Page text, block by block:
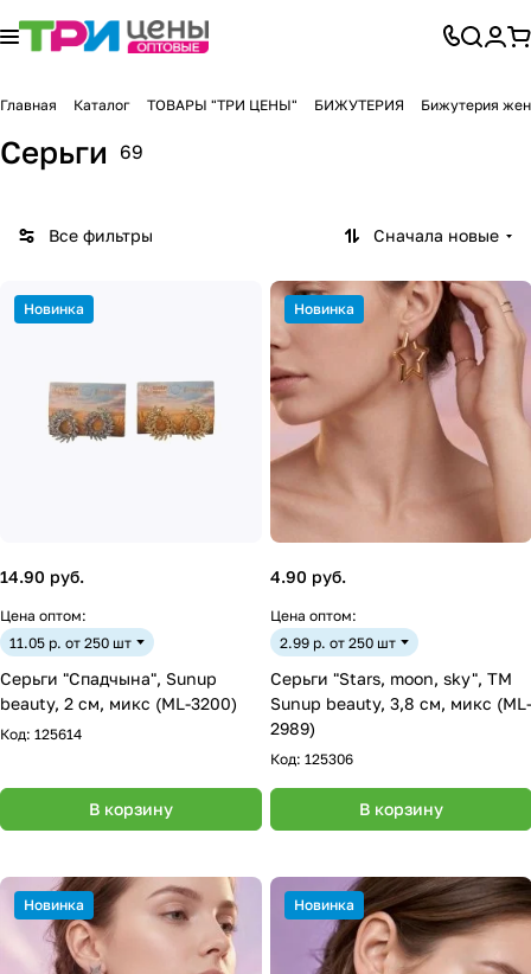
Главная Каталог ТОВАРЫ "ТРИ ЦЕНЫ" БИЖУТЕРИЯ Бижутерия
Серьги 69
Все фильтры Сначала новые
Новинка
14.90 руб.
Цена оптом:
11.05 р. от 250 шт
Серьги "Спадчына", Sunup
beauty, 2 см, микс (ML-3200)
Код: 125614
В корзину
Новинка
4.90 руб.
Цена оптом:
2.99 р. от 250 шт
Серьги "Stars, moon, sky", ТМ
Sunup beauty, 3,8 см, микс (ML-
2989)
Код: 125306
В корзину
Новинка Новинка